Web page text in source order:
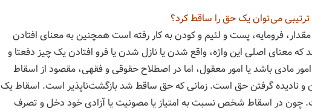
می‌توان یک حق را ساقط کرد؟
فرومایه، پست و لئیم و کودن به کار رفته است همچنین به معنای افتادن
که معنای اصلی این واژه، واقع شدن یا نازل شدن یا فرو افتادن یک چیز دفعتا و
مادی باشد یا امور معقول، اما در اصطلاح حقوقی و فقهی، مقصود از اسقاط
نادیده گرفتن حق است. زمانی که حق ساقط شد بازگشت‌ناپذیر است. اسقاط یک
چون در اسقاط شخص نسبت به امتیاز یا مصونیت یا آزادی خود دخل و تصرف